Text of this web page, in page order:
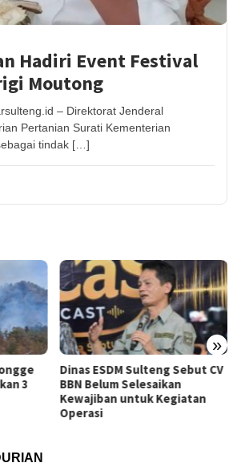
Hadiri Event Festival
Moutong
– Direktorat Jenderal
Pertanian Surati Kementerian
tindak […]
»
CV
PT UKK Sampaikan Duka, Janji
Evaluasi Sistem K3 Usai
Insiden Karyawan di Area
Operasional